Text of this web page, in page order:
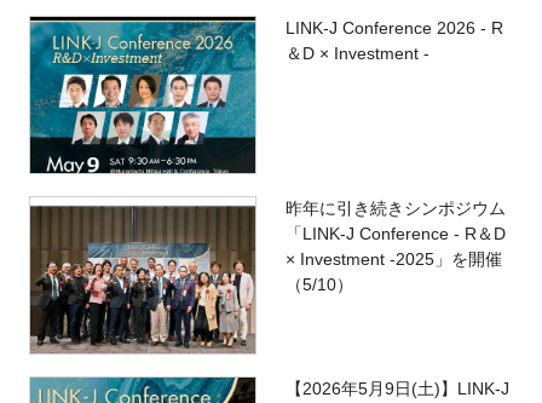
LINK-J Conference 2026 - R
＆D × Investment -
昨年に引き続きシンポジウム
「LINK-J Conference - R＆D
× Investment -2025」を開催
（5/10）
【2026年5月9日(土)】LINK-J